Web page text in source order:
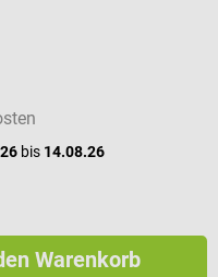
bis 14.08.26
Warenkorb